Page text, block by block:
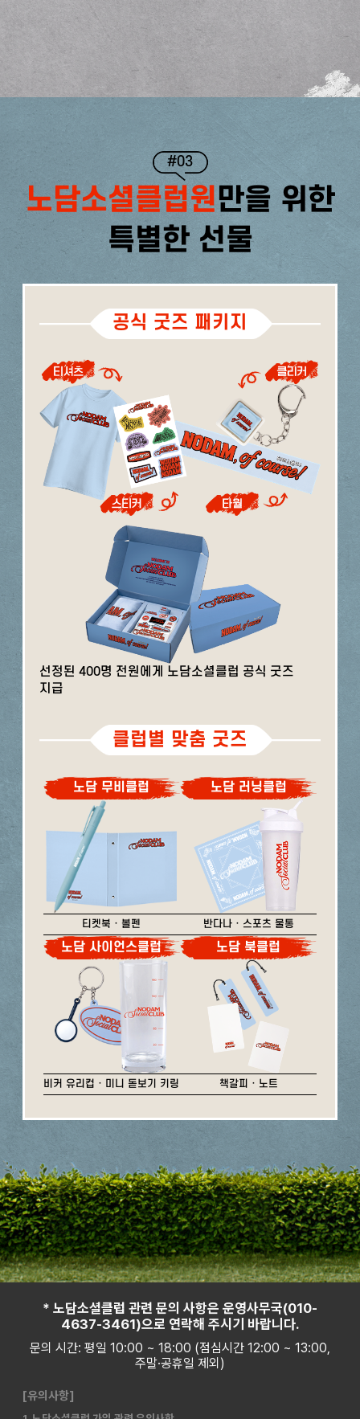
#03
노담소셜클럽원만을 위한
특별한 선물
공식 굿즈 패키지
선정된 400명 전원에게 노담소셜클럽 공식 굿즈
지급
클럽별 맞춤 굿즈
노담 무비클럽
티켓북 · 볼펜
노담 러닝클럽
반다나 · 스포츠 물통
노담 사이언스클럽
비커 유리컵 · 미니 돋보기 키링
노담 북클럽
책갈피 · 노트
* 노담소셜클럽 관련 문의 사항은 운영사무국(010-
4637-3461)으로 연락해 주시기 바랍니다.
문의 시간: 평일 10:00 ~ 18:00 (점심시간 12:00 ~ 13:00,
주말·공휴일 제외)
[유의사항]